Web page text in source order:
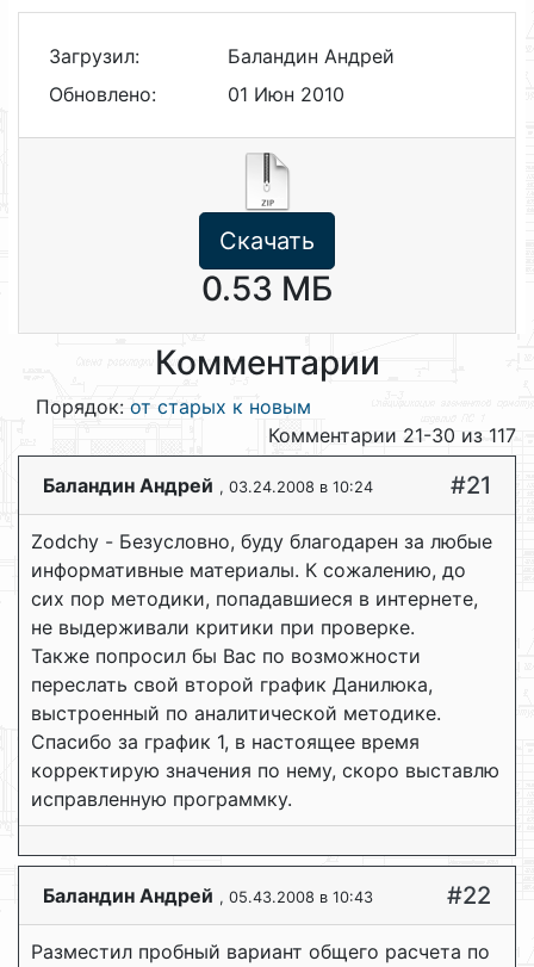
Загрузил:
Баландин Андрей
Обновлено:
01 Июн 2010
Скачать
0.53 МБ
Комментарии
Порядок: от старых к новым
Комментарии 21-30 из 117
Баландин Андрей , 03.24.2008 в 10:24 #21
Zodchy - Безусловно, буду благодарен за любые
информативные материалы. К сожалению, до
сих пор методики, попадавшиеся в интернете,
не выдерживали критики при проверке.
Также попросил бы Вас по возможности
переслать свой второй график Данилюка,
выстроенный по аналитической методике.
Спасибо за график 1, в настоящее время
корректирую значения по нему, скоро выставлю
исправленную программку.
Баландин Андрей , 05.43.2008 в 10:43 #22
Разместил пробный вариант общего расчета по